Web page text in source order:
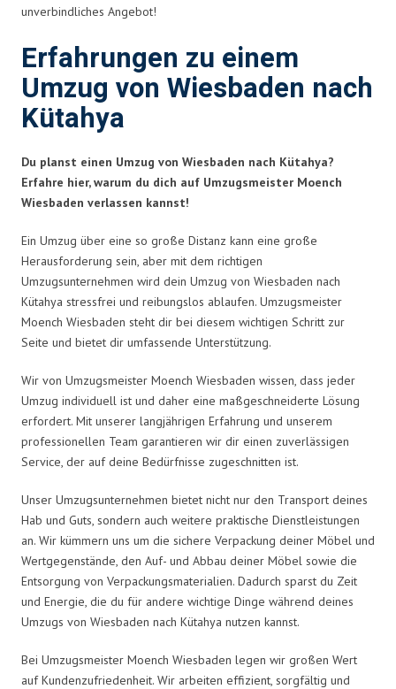
unverbindliches Angebot!
Erfahrungen zu einem
Umzug von Wiesbaden nach
Kütahya
Du planst einen Umzug von Wiesbaden nach Kütahya?
Erfahre hier, warum du dich auf Umzugsmeister Moench
Wiesbaden verlassen kannst!
Ein Umzug über eine so große Distanz kann eine große
Herausforderung sein, aber mit dem richtigen
Umzugsunternehmen wird dein Umzug von Wiesbaden nach
Kütahya stressfrei und reibungslos ablaufen. Umzugsmeister
Moench Wiesbaden steht dir bei diesem wichtigen Schritt zur
Seite und bietet dir umfassende Unterstützung.
Wir von Umzugsmeister Moench Wiesbaden wissen, dass jeder
Umzug individuell ist und daher eine maßgeschneiderte Lösung
erfordert. Mit unserer langjährigen Erfahrung und unserem
professionellen Team garantieren wir dir einen zuverlässigen
Service, der auf deine Bedürfnisse zugeschnitten ist.
Unser Umzugsunternehmen bietet nicht nur den Transport deines
Hab und Guts, sondern auch weitere praktische Dienstleistungen
an. Wir kümmern uns um die sichere Verpackung deiner Möbel und
Wertgegenstände, den Auf- und Abbau deiner Möbel sowie die
Entsorgung von Verpackungsmaterialien. Dadurch sparst du Zeit
und Energie, die du für andere wichtige Dinge während deines
Umzugs von Wiesbaden nach Kütahya nutzen kannst.
Bei Umzugsmeister Moench Wiesbaden legen wir großen Wert
auf Kundenzufriedenheit. Wir arbeiten effizient, sorgfältig und